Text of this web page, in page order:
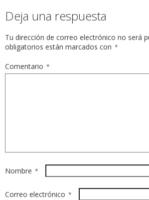
entradas
Deja una respuesta
Tu dirección de correo electrónico no será
obligatorios están marcados con *
Comentario *
Nombre *
Correo electrónico *